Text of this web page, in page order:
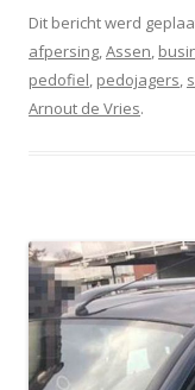
Dit bericht werd
afpersing,Assen,
pedofiel, pedojagers,
Arnout de Vries.